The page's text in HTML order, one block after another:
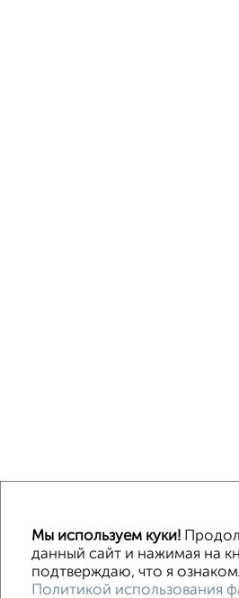
Машиноместа в паркинге
Контакты
Политика
Мы используем куки!
данный сайт и нажимая на
подтверждаю, что я
Политикой использования